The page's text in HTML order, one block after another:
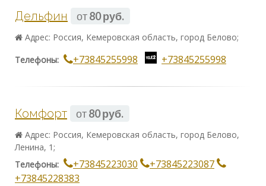
Дельфин от80 руб.
Адрес: Россия, Кемеровская область, город Белово;
Телефоны: +73845255998 +73845255998
Комфорт от80 руб.
Адрес: Россия, Кемеровская область, город Белово,
Ленина, 1;
Телефоны:
+73845223030
+73845223087
+73845228383